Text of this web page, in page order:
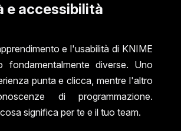
e accessibilità
e l'usabilità di KNIME
fondamentalmente diverse. Uno
punta e clicca, mentre l'altro
di programmazione.
significa per te e il tuo team.